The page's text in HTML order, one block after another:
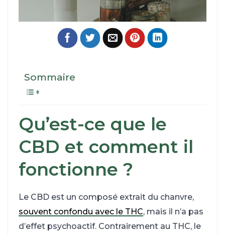
Sommaire
Qu’est-ce que le
CBD et comment il
fonctionne ?
Le CBD est un composé extrait du chanvre,
souvent confondu avec le THC, mais il n’a pas
d’effet psychoactif. Contrairement au THC, le